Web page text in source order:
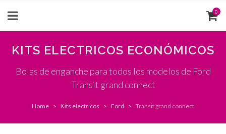
0
KITS ELECTRICOS ECONÓMICOS
Bolas de enganche para todos los modelos de Ford
Transit grand connect
Home Kits electricos Ford Transit grand connect